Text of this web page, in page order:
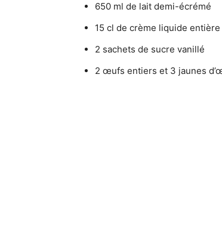
650 ml de lait demi-écrémé
15 cl de crème liquide entière
2 sachets de sucre vanillé
2 œufs entiers et 3 jaunes